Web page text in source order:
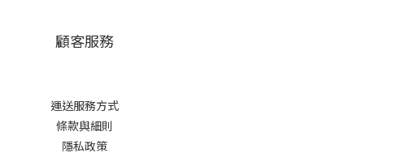
顧客服務
運送服務方式
條款與細則
隱私政策